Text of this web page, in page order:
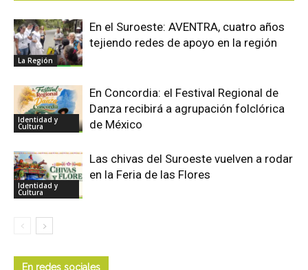
La Región
En el Suroeste: AVENTRA, cuatro años
tejiendo redes de apoyo en la región
Identidad y
Cultura
En Concordia: el Festival Regional de
Danza recibirá a agrupación folclórica
de México
Identidad y
Cultura
Las chivas del Suroeste vuelven a rodar
en la Feria de las Flores
En redes sociales